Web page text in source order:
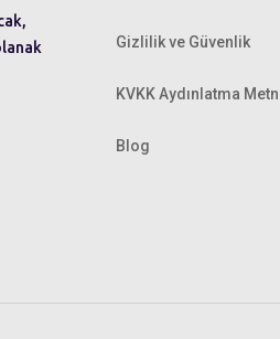
Gizlilik ve Güvenlik
KVKK Aydınlatma
Blog